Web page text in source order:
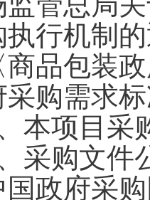
执行机制
商品包装
采购需求
本项目采
采购文件
国政府采